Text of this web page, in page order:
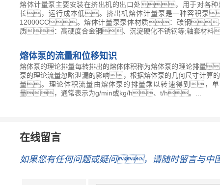
熔体计量泵主要安装在挤出机的出口处，用于对各
长，运行成本低。挤出机熔体计量泵是一种容积泵
12000CC。熔体计量泵泵体材质：碳钢
质：高硬度合金钢、沉淀硬化不锈钢等;轴套材
熔体泵的流量和位移知识
熔体泵的理论排量每转排出的熔体体积称为熔体泵的理论排
泵的理论流量忽略泄漏的影响，根据熔体泵的几何尺寸计
量。理论体积流量由熔体泵的排量乘以转速得到，
量，通常表示为g/min或kg/h、t/h。...
在线留言
如果您有任何问题或疑问，请随时留言与